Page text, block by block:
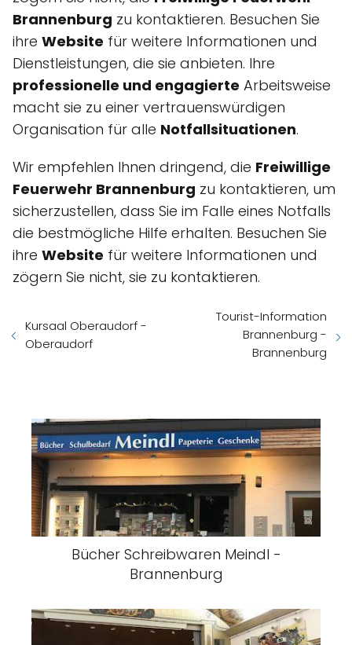
Brannenburg zu kontaktieren. Besuchen Sie
ihre Website für weitere Informationen und
Dienstleistungen, die sie anbieten. Ihre
professionelle und engagierte Arbeitsweise
macht sie zu einer vertrauenswürdigen
Organisation für alle Notfallsituationen.
Wir empfehlen Ihnen dringend, die Freiwillige
Feuerwehr Brannenburg zu kontaktieren, um
sicherzustellen, dass Sie im Falle eines Notfalls
die bestmögliche Hilfe erhalten. Besuchen Sie
ihre Website für weitere Informationen und
zögern Sie nicht, sie zu kontaktieren.
Kursaal Oberaudorf -
Oberaudorf
Tourist-Information
Brannenburg -
Brannenburg
Bücher Schreibwaren Meindl -
Brannenburg